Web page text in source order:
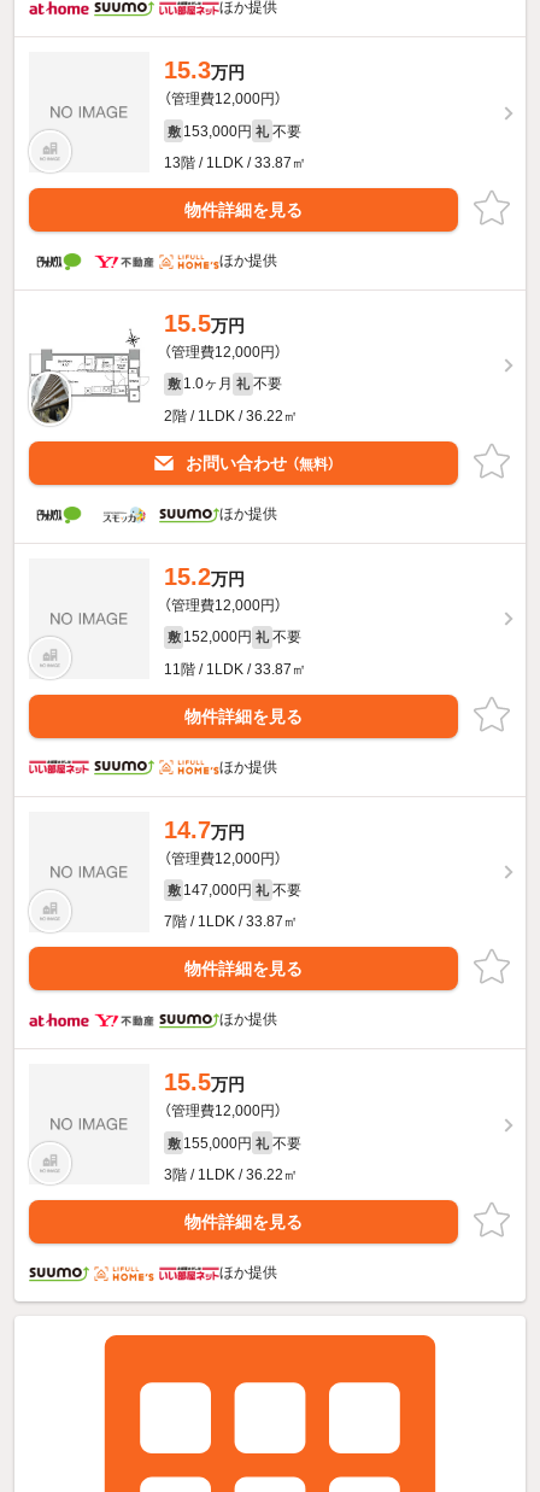
ほか提供
15.3万円
（管理費12,000円）
敷 153,000円 礼 不要
13階 / 1LDK / 33.87㎡
物件詳細を見る
ほか提供
15.5万円
（管理費12,000円）
敷 1.0ヶ月 礼 不要
2階 / 1LDK / 36.22㎡
お問い合わせ （無料）
ほか提供
15.2万円
（管理費12,000円）
敷 152,000円 礼 不要
11階 / 1LDK / 33.87㎡
物件詳細を見る
ほか提供
14.7万円
（管理費12,000円）
敷 147,000円 礼 不要
7階 / 1LDK / 33.87㎡
物件詳細を見る
ほか提供
15.5万円
（管理費12,000円）
敷 155,000円 礼 不要
3階 / 1LDK / 36.22㎡
物件詳細を見る
ほか提供